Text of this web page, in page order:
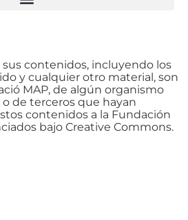
contenidos, incluyendo los
y cualquier otro material, son
MAP, de algún organismo
de terceros que hayan
contenidos a la Fundación
bajo Creative Commons.